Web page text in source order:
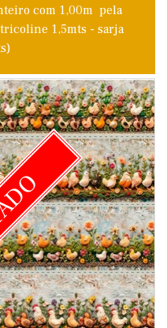
com 1,00m pela
1,5mts - sarja